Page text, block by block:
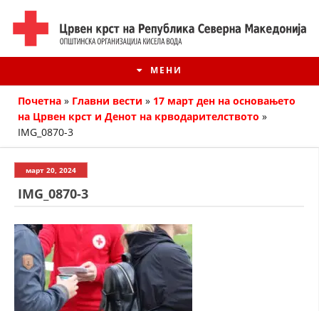
МЕНИ
ИСТОРИЈАТ НА ЦКРМ
ИСТОРИЈАТ НА ДВИЖЕЊЕТО
Почетна » Главни вести » 17 март ден на основањето
на Црвен крст и Денот на крводарителството »
IMG_0870-3
март 20, 2024
IMG_0870-3